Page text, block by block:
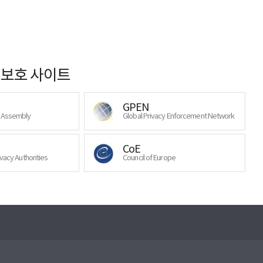
호 사이트
GPEN
Global Privacy Enforcement Network
Authorities
CoE
Council of Europe